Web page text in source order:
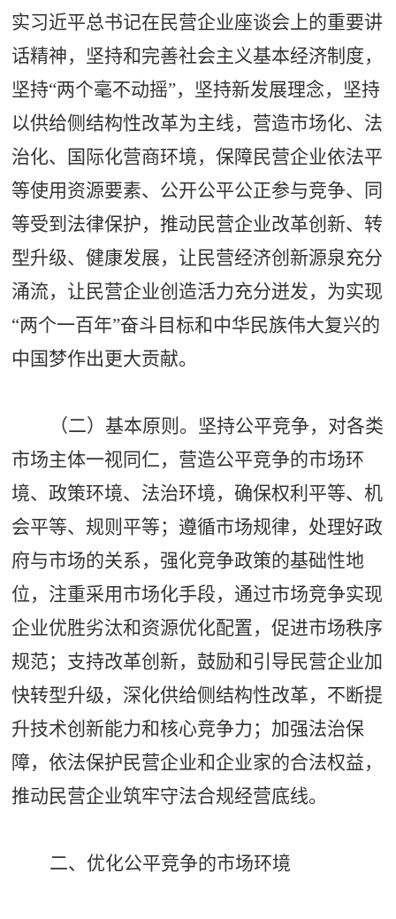
实习近平总书记在民营企业座谈会上的重要讲
话精神，坚持和完善社会主义基本经济制度，
坚持“两个毫不动摇”，坚持新发展理念，坚持
以供给侧结构性改革为主线，营造市场化、法
治化、国际化营商环境，保障民营企业依法平
等使用资源要素、公开公平公正参与竞争、同
等受到法律保护，推动民营企业改革创新、转
型升级、健康发展，让民营经济创新源泉充分
涌流，让民营企业创造活力充分迸发，为实现
“两个一百年”奋斗目标和中华民族伟大复兴的
中国梦作出更大贡献。
（二）基本原则。坚持公平竞争，对各类
市场主体一视同仁，营造公平竞争的市场环
境、政策环境、法治环境，确保权利平等、机
会平等、规则平等；遵循市场规律，处理好政
府与市场的关系，强化竞争政策的基础性地
位，注重采用市场化手段，通过市场竞争实现
企业优胜劣汰和资源优化配置，促进市场秩序
规范；支持改革创新，鼓励和引导民营企业加
快转型升级，深化供给侧结构性改革，不断提
升技术创新能力和核心竞争力；加强法治保
障，依法保护民营企业和企业家的合法权益，
推动民营企业筑牢守法合规经营底线。
二、优化公平竞争的市场环境